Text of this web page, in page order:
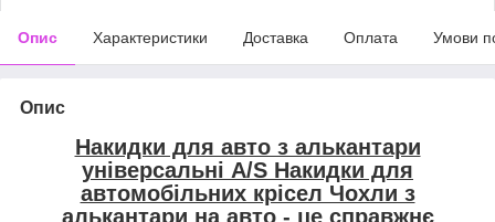
Опис Характеристики Доставка Оплата Умови
Опис
Накидки для авто з алькантари
універсальні A/S Накидки для
автомобільних крісел Чохли з
алькантари на авто - це справжнє